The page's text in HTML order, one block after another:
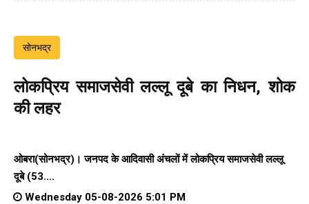
सोनभद्र
लोकप्रिय समाजसेवी लल्लू दूबे का निधन, शोक
की लहर
ओबरा(सोनभद्र)। जनपद के आदिवासी अंचलों में लोकप्रिय समाजसेवी लल्लू
दूबे (53....
Wednesday 05-08-2026 5:01 PM